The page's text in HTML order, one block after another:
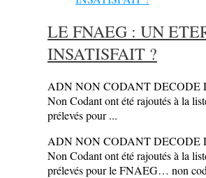
LE FNAEG : UN
INSATISFAIT ?
ADN NON CODANT DECODE
Non Codant ont été rajoutés à la
prélevés pour ...
ADN NON CODANT DECODE
Non Codant ont été rajoutés à la
prélevés pour le FNAEG… non